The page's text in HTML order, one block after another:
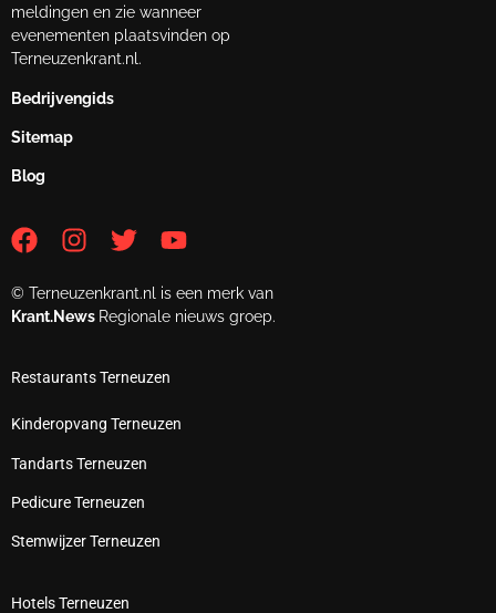
meldingen en zie wanneer
evenementen plaatsvinden op
Terneuzenkrant.nl.
Bedrijvengids
Sitemap
Blog
© Terneuzenkrant.nl is een merk van
Krant.News Regionale nieuws groep.
Restaurants Terneuzen
Kinderopvang Terneuzen
Tandarts Terneuzen
Pedicure Terneuzen
Stemwijzer Terneuzen
Hotels Terneuzen